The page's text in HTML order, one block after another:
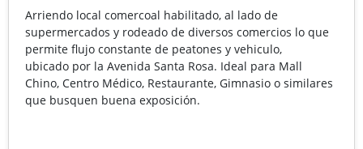
Arriendo local comercoal habilitado, al lado de
supermercados y rodeado de diversos comercios lo que
permite flujo constante de peatones y vehiculo,
ubicado por la Avenida Santa Rosa. Ideal para Mall
Chino, Centro Médico, Restaurante, Gimnasio o similares
que busquen buena exposición.